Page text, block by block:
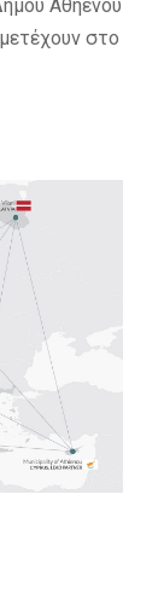
Αθηένου
στο